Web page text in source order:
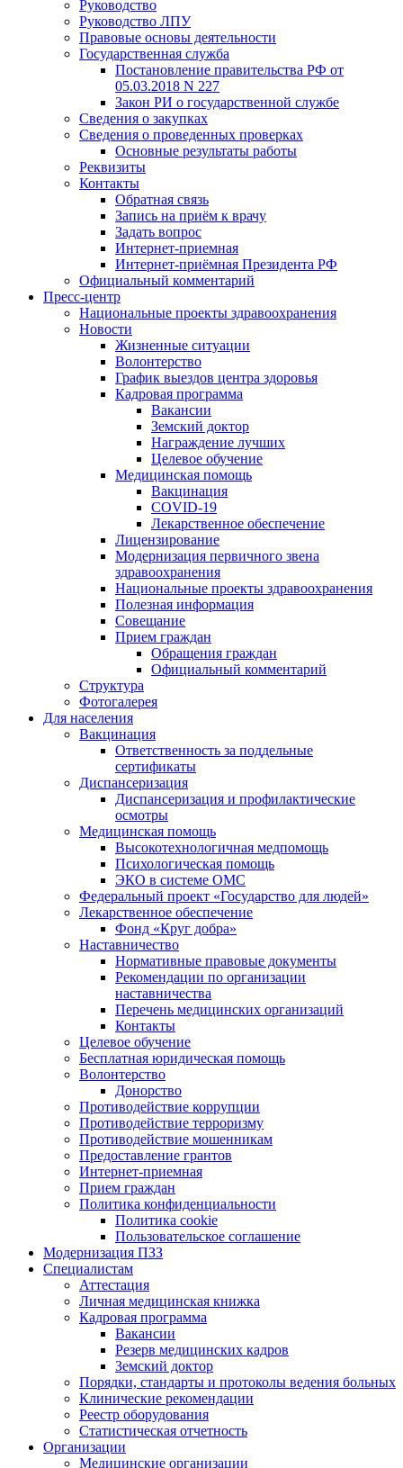
Руководство
Руководство ЛПУ
Правовые основы деятельности
Государственная служба
Постановление правительства РФ от
05.03.2018 N 227
Закон РИ о государственной службе
Сведения о закупках
Сведения о проведенных проверках
Основные результаты работы
Реквизиты
Контакты
Обратная связь
Запись на приём к врачу
Задать вопрос
Интернет-приемная
Интернет-приёмная Президента РФ
Официальный комментарий
Пресс-центр
Национальные проекты здравоохранения
Новости
Жизненные ситуации
Волонтерство
График выездов центра здоровья
Кадровая программа
Вакансии
Земский доктор
Награждение лучших
Целевое обучение
Медицинская помощь
Вакцинация
COVID-19
Лекарственное обеспечение
Лицензирование
Модернизация первичного звена
здравоохранения
Национальные проекты здравоохранения
Полезная информация
Совещание
Прием граждан
Обращения граждан
Официальный комментарий
Структура
Фотогалерея
Для населения
Вакцинация
Ответственность за поддельные
сертификаты
Диспансеризация
Диспансеризация и профилактические
осмотры
Медицинская помощь
Высокотехнологичная медпомощь
Психологическая помощь
ЭКО в системе ОМС
Федеральный проект «Государство для людей»
Лекарственное обеспечение
Фонд «Круг добра»
Наставничество
Нормативные правовые документы
Рекомендации по организации
наставничества
Перечень медицинских организаций
Контакты
Целевое обучение
Бесплатная юридическая помощь
Волонтерство
Донорство
Противодействие коррупции
Противодействие терроризму
Противодействие мошенникам
Предоставление грантов
Интернет-приемная
Прием граждан
Политика конфиденциальности
Политика cookie
Пользовательское соглашение
Модернизация ПЗЗ
Специалистам
Аттестация
Личная медицинская книжка
Кадровая программа
Вакансии
Резерв медицинских кадров
Земский доктор
Порядки, стандарты и протоколы ведения больных
Клинические рекомендации
Реестр оборудования
Статистическая отчетность
Организации
Медицинские организации